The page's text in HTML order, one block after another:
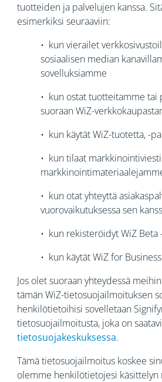
tuotteiden ja palvelujen kanssa.
esimerkiksi seuraaviin:
• kun vierailet
sosiaalisen median
sovelluksiamme
• kun ostat tuotteitamme tai
suoraan WiZ-
• kun käytät WiZ-tuotetta, -
• kun tilaat
• kun otat yhteyttä
vuorovaikutuksessa sen
• kun rekisteröidyt WiZ Beta
• kun käytät WiZ for
Jos olet suoraan yhteydessä
tämän WiZ-tietosuojailmoituksen
henkilötietoihisi sovelletaan
tietosuojailmoitusta, joka on
tietosuojakeskuksessa.
Tämä tietosuojailmoitus koskee
olemme henkilötietojesi käsittelyn